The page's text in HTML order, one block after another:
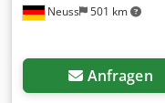
Neuss 501 km
Anfragen